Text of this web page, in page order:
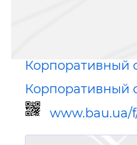
Корпоративный
Корпоративный
www.bau.ua/